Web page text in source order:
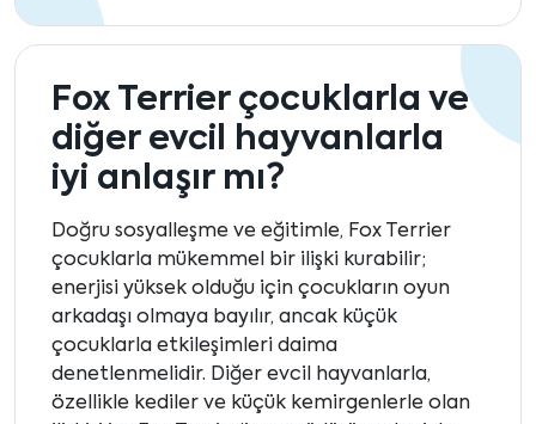
Fox Terrier çocuklarla ve
diğer evcil hayvanlarla
iyi anlaşır mı?
Doğru sosyalleşme ve eğitimle, Fox Terrier
çocuklarla mükemmel bir ilişki kurabilir;
enerjisi yüksek olduğu için çocukların oyun
arkadaşı olmaya bayılır, ancak küçük
çocuklarla etkileşimleri daima
denetlenmelidir. Diğer evcil hayvanlarla,
özellikle kediler ve küçük kemirgenlerle olan